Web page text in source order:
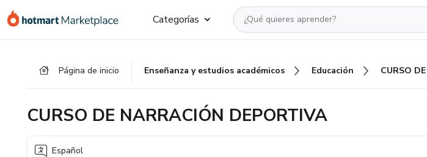
Categorías
Página de inicio Enseñanza y estudios académicos Educación
CURSO DE NARRACIÓN DEPORTIVA
Español